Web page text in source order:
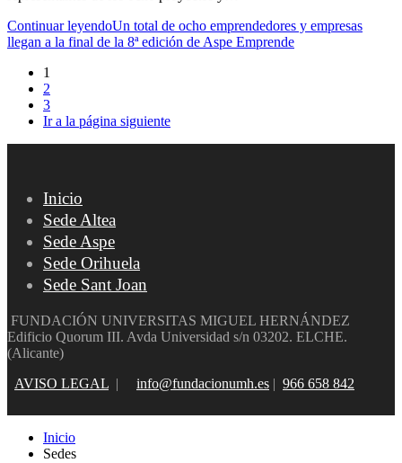
Continuar leyendoUn total de ocho emprendedores y empresas
llegan a la final de la 8ª edición de Aspe Emprende
1
2
3
Ir a la página siguiente
Inicio
Sede Altea
Sede Aspe
Sede Orihuela
Sede Sant Joan
FUNDACIÓN UNIVERSITAS MIGUEL HERNÁNDEZ
Edificio Quorum III. Avda Universidad s/n 03202. ELCHE.
(Alicante)
AVISO LEGAL | info@fundacionumh.es | 966 658 842
Inicio
Sedes